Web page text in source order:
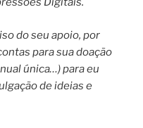
do seu apoio, por
para sua doação
única…) para eu
de ideias e